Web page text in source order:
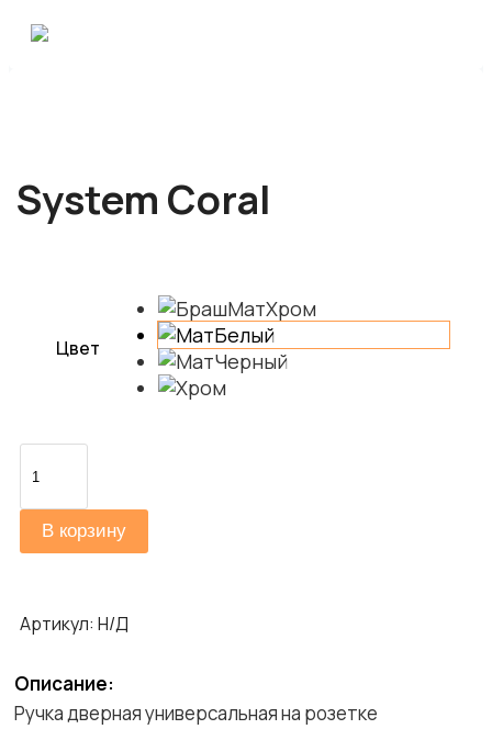
System Coral
Цвет
товара
System
Coral
В корзину
Артикул: Н/Д
Описание:
Ручка дверная универсальная на розетке